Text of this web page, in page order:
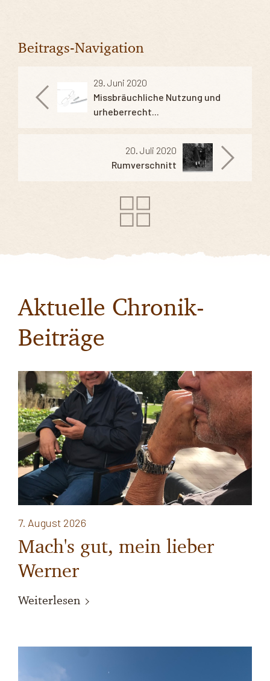
Beitrags-Navigation
29. Juni 2020
Missbräuchliche Nutzung und
urheberrecht...
20. Juli 2020
Rumverschnitt
Aktuelle Chronik-
Beiträge
7. August 2026
Mach's gut, mein lieber
Werner
Weiterlesen